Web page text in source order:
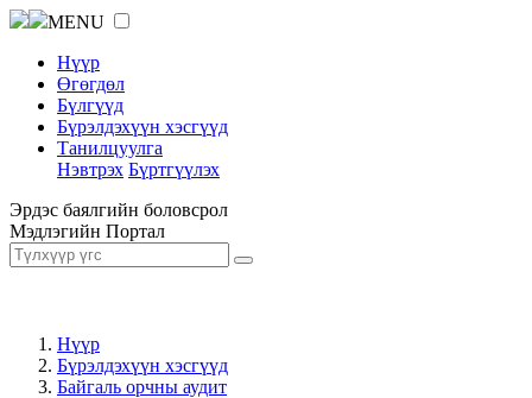
MENU
Нүүр
Өгөгдөл
Бүлгүүд
Бүрэлдэхүүн хэсгүүд
Танилцуулга
Нэвтрэх Бүртгүүлэх
Эрдэс баялгийн боловсрол
Мэдлэгийн Портал
Нүүр
Бүрэлдэхүүн хэсгүүд
Байгаль орчны аудит